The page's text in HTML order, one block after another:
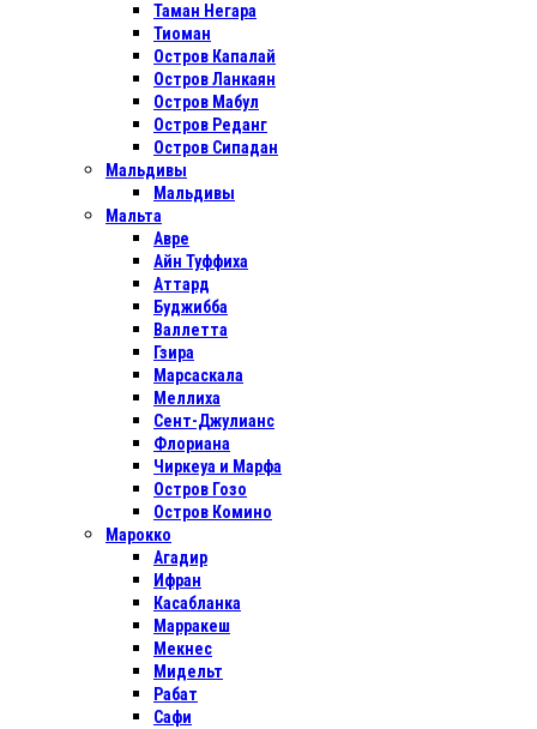
Таман Негара
Тиоман
Остров Капалай
Остров Ланкаян
Остров Мабул
Остров Реданг
Остров Сипадан
Мальдивы
Мальдивы
Мальта
Авре
Айн Туффиха
Аттард
Буджибба
Валлетта
Гзира
Марсаскала
Меллиха
Сент-Джулианс
Флориана
Чиркеуа и Марфа
Остров Гозо
Остров Комино
Марокко
Агадир
Ифран
Касабланка
Марракеш
Мекнес
Мидельт
Рабат
Сафи